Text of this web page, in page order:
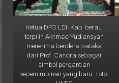
Ketua DPD LDII Kab. berau
terpilih Akhmad Yudiansyah
menerima bendera pataka
dari Prof. Candra sebagai
simbol pergantian
kepemimpinan yang baru. Foto:
LINES